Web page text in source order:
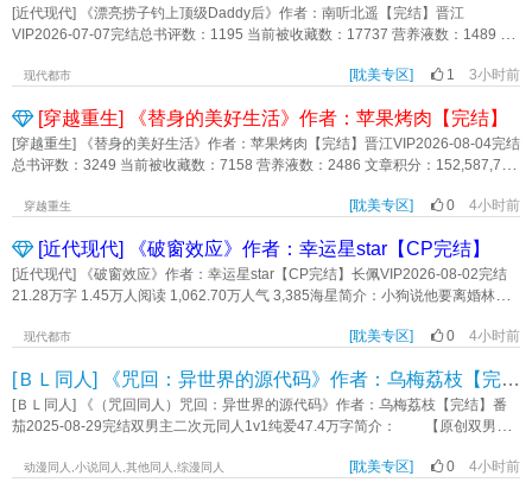
[近代现代] 《漂亮捞子钓上顶级Daddy后》作者：南听北遥【完结】晋江
VIP2026-07-07完结总书评数：1195 当前被收藏数：17737 营养液数：1489 文
勉强度日。 因为穷，他很看不惯寝室里那个不把钱当钱的富二代室友，骄奢
轻就当上了总裁，手握几十亿资产，身边情人无数，女朋友换得比衣服还勤
快。 沈眠嗤之以鼻，感觉和这种人呼吸同一片空气都难受。 可偏偏生活
费紧张，父亲的医药费又迫在眉睫。他走投无路，咬牙给自己捏了个“软萌甜妹”的
了室友哥哥这条大鱼。 沈眠学着网上买的捞子教程，把声音放软放甜，发消
一个好贵呀呜呜~” “今天天气真冷，要是有件羊毛大衣就好啦！” “室友男
朋友送她的新口红色号真好看，她好幸福~” “前两天和爸爸吵架了，他断掉了
我的生活费，这个月要吃土了TnT” 甜腻的语音搭配他不经意发送的露腿照，
就会响起。沈眠看着余额里不断上涨的数字，心里冷笑连连，嘴上却很甜：“谢谢
钱一边在心里骂他是个没脑子的好色蠢货。 等爸爸的病情好转，沈眠毫不犹
豫地拉黑了大冤种的所有联系方式，他天真地以为这场骗局会随着拉黑结
束。 直到半个月后，沈眠在新兼职的酒吧，被一道冰冷的目光牢牢锁定。那
班，被人堵在了酒吧后门的昏暗角落。 男人温热的呼吸扫过他耳廓，语气却
冷得像冰：“躲我？” 沈眠浑身僵硬，脸色惨白：“先生，我不认识
现代都市 [耽美专区] 1 3小时前
[穿越重生] 《替身的美好生活》作者：苹果烤肉【完结】
[穿越重生] 《替身的美好生活》作者：苹果烤肉【完结】晋江VIP2026-08-04完结
总书评数：3249 当前被收藏数：7158 营养液数：2486 文章积分：152,587,728
所以被男主当花瓶一样供了起来。白月光娴静温婉、淡泊清丽，声音如空谷幽
面前扮好一个花瓶，静静让男主怀念白月光就好。小说中，替身很不安分，得到
了钱还想得到男主的心，甚至对白月光下手，男主气愤之下一刀结果了替身。最
终恶毒替身死得其所，而男主终于与白月光在一起。顾笛显表示这个工作可以
首饰收好，等待时机跑路。想象中：顾笛显立誓，一定老实当好白月光的替身，
了，每天开心的不行，今天去这个小妾院子里听个小曲，明天去那里看个剑舞，
后天去蹭个饭，顺带晚上不回来了……后来顾笛显：我把你们当兄弟姐妹，你们
竟然想睡我？白月光回来了，我还是快跑路吧……男主：孩子都有了，别想跑，
好了，不说话也没关系……男主把哇哇哭的儿子推出房外，淡笑：说的不就是我
穿越重生 [耽美专区] 0 4小时前
[近代现代] 《破窗效应》作者：幸运星star【CP完结】
[近代现代] 《破窗效应》作者：幸运星star【CP完结】长佩VIP2026-08-02完结
21.28万字 1.45万人阅读 1,062.70万人气 3,385海星简介：小狗说他要离婚林泰
查岗的伴侣。只有林泰奇自己知道，黄砚不在乎他。林泰奇终于忍不住问了那个
过你。”标签：HE 追夫 破镜重圆 离婚《破窗效应》作者：幸运星star
现代都市 [耽美专区] 0 4小时前
[ＢＬ同人] 《咒回：异世界的源代码》作者：乌梅荔枝【完结】
[ＢＬ同人] 《（咒回同人）咒回：异世界的源代码》作者：乌梅荔枝【完结】番
茄2025-08-29完结双男主二次元同人1v1纯爱47.4万字简介： 【原创双男主
在书圈。】 五条祖宅从天而降一把气势逼人的青绿利剑，直挺挺地插在五条
动漫同人,小说同人,其他同人,综漫同人 [耽美专区] 0 4小时前